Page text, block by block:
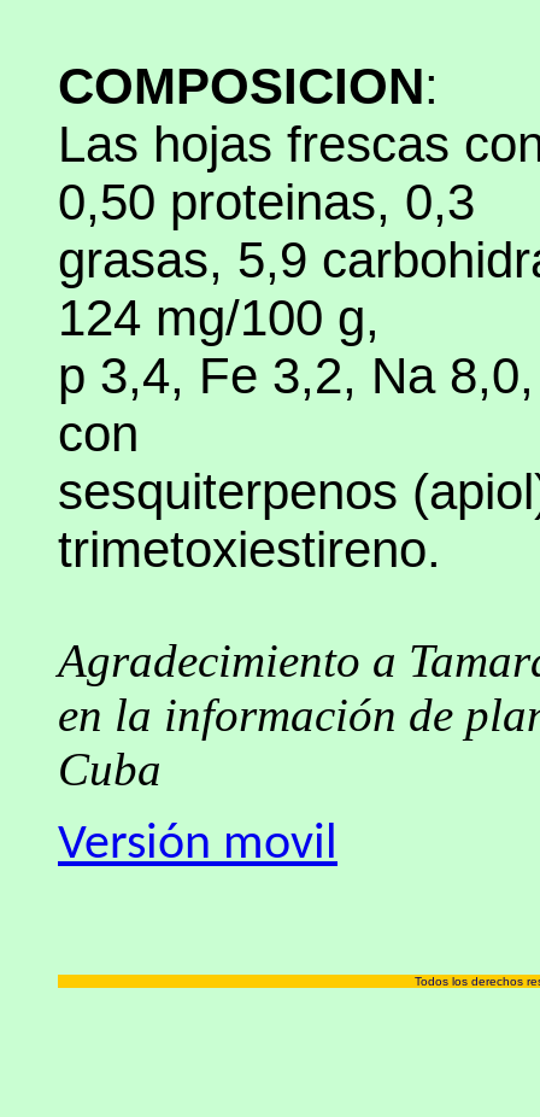
COMPOSICION:
Las hojas frescas
0,50 proteinas, 0,3
grasas, 5,9
124 mg/100 g,
p 3,4, Fe 3,2, Na
con
sesquiterpenos
trimetoxiestireno.
Agradecimiento a
en la información de
Cuba
Versión movil
Todos los derechos